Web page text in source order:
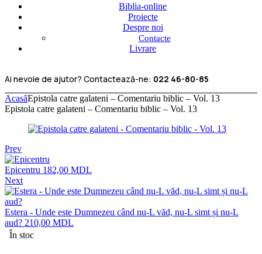
Biblia-online
Proiecte
Despre noi
Contacte
Livrare
Ai nevoie de ajutor? Contactează-ne: 022 46-80-85
AcasăEpistola catre galateni – Comentariu biblic – Vol. 13
Epistola catre galateni – Comentariu biblic – Vol. 13
Prev
Epicentru 182,00 MDL
Next
Estera - Unde este Dumnezeu când nu-L văd, nu-L simt și nu-L
aud? 210,00 MDL
În stoc